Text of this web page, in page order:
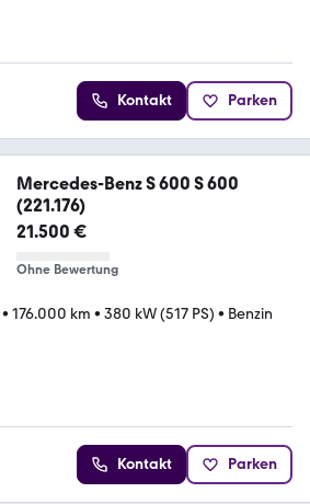
Kontakt Parken
Mercedes-Benz S 600 S 600
(221.176)
21.500 €
Ohne Bewertung
• 176.000 km • 380 kW (517 PS) • Benzin
Kontakt Parken